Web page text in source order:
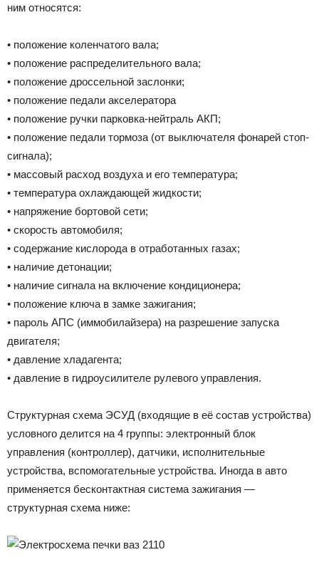
ним относятся:
• положение коленчатого вала;
• положение распределительного вала;
• положение дроссельной заслонки;
• положение педали акселератора
• положение ручки парковка-нейтраль АКП;
• положение педали тормоза (от выключателя фонарей стоп-
сигнала);
• массовый расход воздуха и его температура;
• температура охлаждающей жидкости;
• напряжение бортовой сети;
• скорость автомобиля;
• содержание кислорода в отработанных газах;
• наличие детонации;
• наличие сигнала на включение кондиционера;
• положение ключа в замке зажигания;
• пароль АПС (иммобилайзера) на разрешение запуска
двигателя;
• давление хладагента;
• давление в гидроусилителе рулевого управления.
Структурная схема ЭСУД (входящие в её состав устройства)
условного делится на 4 группы: электронный блок
управления (контроллер), датчики, исполнительные
устройства, вспомогательные устройства. Иногда в авто
применяется бесконтактная система зажигания —
структурная схема ниже: